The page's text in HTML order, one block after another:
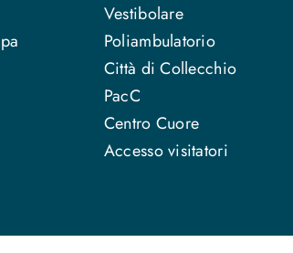
Vestibolare
Poliambulatorio
Città di Collecchio
PacC
Centro Cuore
Accesso visitatori